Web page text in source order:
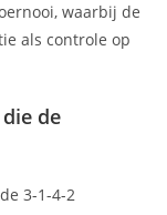
waarbij de
als controle op
de
3-1-4-2